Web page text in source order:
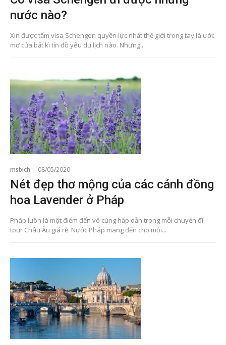
nước nào?
Xin được tấm visa Schengen quyền lực nhất thế giới trong tay là ước
mơ của bất kì tín đồ yêu du lịch nào. Nhưng...
msbich 08/05/2020
Nét đẹp thơ mộng của các cánh đồng
hoa Lavender ở Pháp
Pháp luôn là một điểm đến vô cùng hấp dẫn trong mỗi chuyến đi
tour Châu Âu giá rẻ. Nước Pháp mang đến cho mỗi...